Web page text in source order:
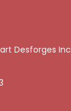
Desforges Inc